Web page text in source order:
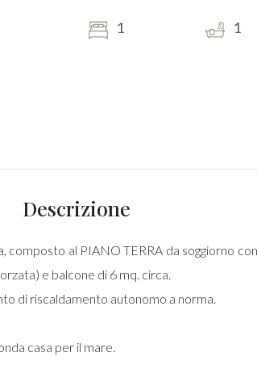
1 1
Descrizione
composto al PIANO TERRA da soggiorno
e balcone di 6 mq. circa.
di riscaldamento autonomo a norma.
casa per il mare.